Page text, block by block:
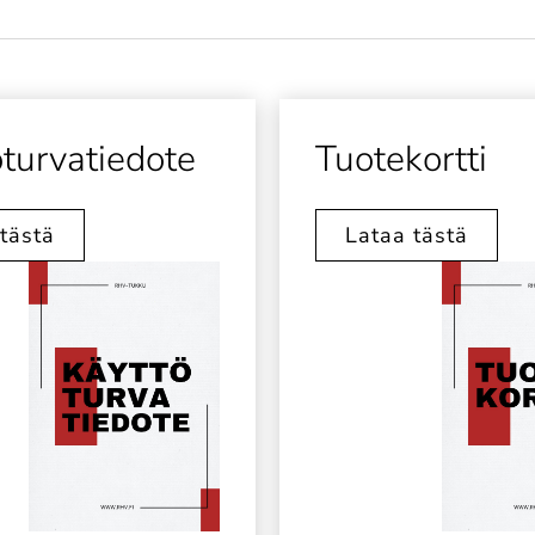
Tuotekortti
Lataa tästä